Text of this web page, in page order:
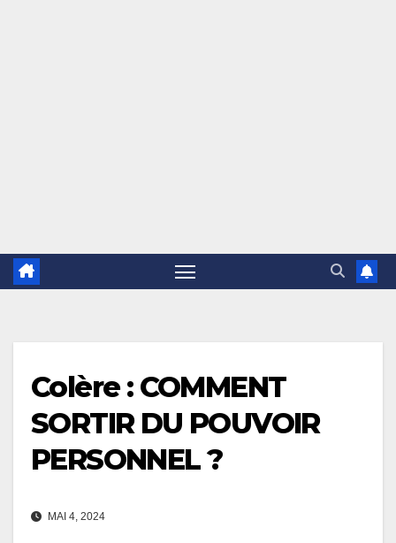
Colère : COMMENT
SORTIR DU POUVOIR
PERSONNEL ?
MAI 4, 2024